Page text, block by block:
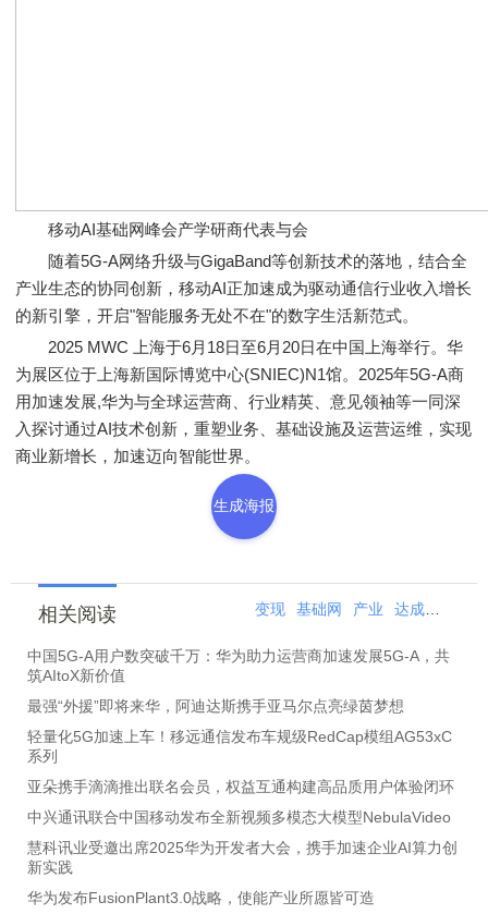
移动AI基础网峰会产学研商代表与会
随着5G-A网络升级与GigaBand等创新技术的落地，结合全
产业生态的协同创新，移动AI正加速成为驱动通信行业收入增长
的新引擎，开启"智能服务无处不在"的数字生活新范式。
2025 MWC 上海于6月18日至6月20日在中国上海举行。华
为展区位于上海新国际博览中心(SNIEC)N1馆。2025年5G-A商
用加速发展,华为与全球运营商、行业精英、意见领袖等一同深
入探讨通过AI技术创新，重塑业务、基础设施及运营运维，实现
商业新增长，加速迈向智能世界。
生成海报
相关阅读 变现 基础网 产业 达成
中国5G-A用户数突破千万：华为助力运营商加速发展5G-A，共
筑AItoX新价值
最强“外援”即将来华，阿迪达斯携手亚马尔点亮绿茵梦想
轻量化5G加速上车！移远通信发布车规级RedCap模组AG53xC
系列
亚朵携手滴滴推出联名会员，权益互通构建高品质用户体验闭环
中兴通讯联合中国移动发布全新视频多模态大模型NebulaVideo
慧科讯业受邀出席2025华为开发者大会，携手加速企业AI算力创
新实践
华为发布FusionPlant3.0战略，使能产业所愿皆可造